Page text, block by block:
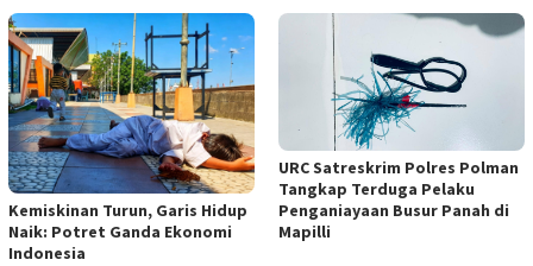
Kemiskinan Turun, Garis Hidup
Naik: Potret Ganda Ekonomi
Indonesia
URC Satreskrim Polres Polman
Tangkap Terduga Pelaku
Penganiayaan Busur Panah di
Mapilli